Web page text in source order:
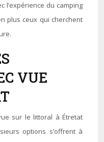
l’expérience du camping
plus ceux qui cherchent
VUE
sur le littoral à Étretat
options s’offrent à